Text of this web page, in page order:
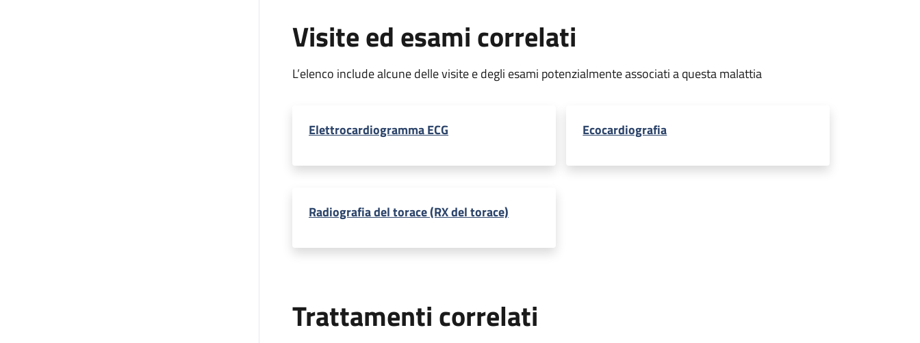
Visite ed esami correlati
L’elenco include alcune delle visite e degli esami potenzialmente associati a questa malattia
Elettrocardiogramma ECG Ecocardiografia
Radiografia del torace (RX del torace)
Trattamenti correlati